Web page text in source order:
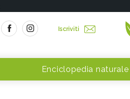
Iscriviti
Enciclopedia naturale